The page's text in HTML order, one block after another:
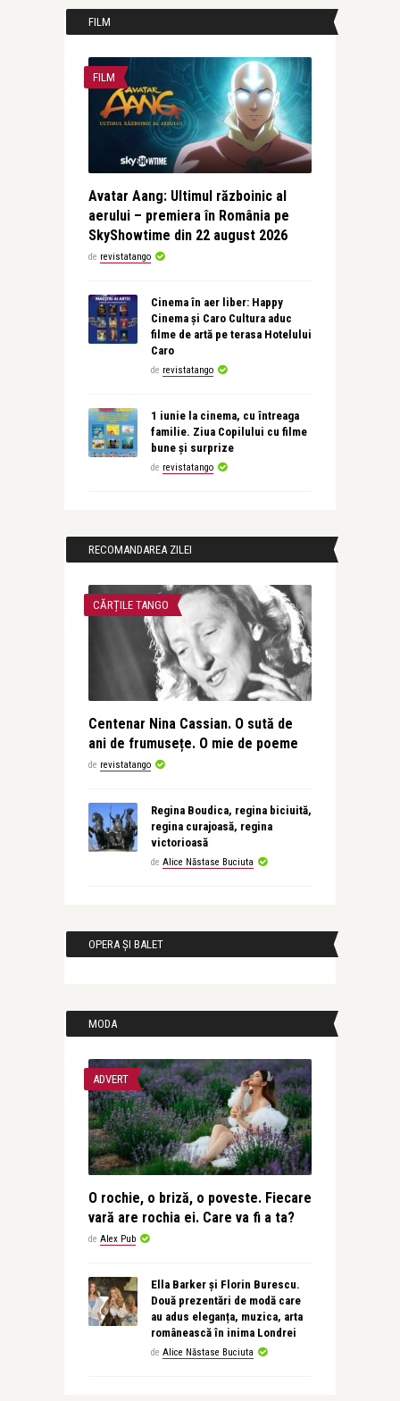
FILM
FILM
Avatar Aang: Ultimul războinic al
aerului – premiera în România pe
SkyShowtime din 22 august 2026
de revistatango
Cinema în aer liber: Happy
Cinema și Caro Cultura aduc
filme de artă pe terasa Hotelului
Caro
de revistatango
1 iunie la cinema, cu întreaga
familie. Ziua Copilului cu filme
bune și surprize
de revistatango
RECOMANDAREA ZILEI
CĂRȚILE TANGO
Centenar Nina Cassian. O sută de
ani de frumusețe. O mie de poeme
de revistatango
Regina Boudica, regina biciuită,
regina curajoasă, regina
victorioasă
de Alice Năstase Buciuta
OPERA ȘI BALET
MODA
ADVERT
O rochie, o briză, o poveste. Fiecare
vară are rochia ei. Care va fi a ta?
de Alex Pub
Ella Barker și Florin Burescu.
Două prezentări de modă care
au adus eleganța, muzica, arta
românească în inima Londrei
de Alice Năstase Buciuta